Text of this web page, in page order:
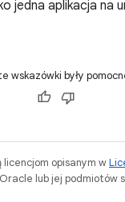
jedna aplikacja na
wskazówki były
opisanym w
lub jej podmiotów